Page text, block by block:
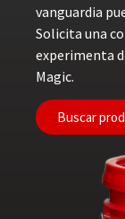
vanguardia
Solicita una
experimenta
Magic.
Buscar